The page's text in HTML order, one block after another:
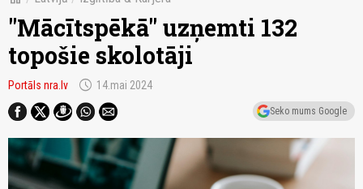
"Mācītspēkā" uzņemti 132
topošie skolotāji
Portāls nra.lv schedule 14.mai 2024
Seko mums Google